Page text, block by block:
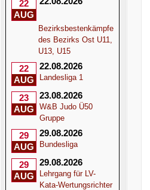
22
AUG
Bezirksbestenkämpfe
des Bezirks Ost U11,
U13, U15
22
AUG
22.08.2026
Landesliga 1
23
AUG
23.08.2026
W&B Judo Ü50
Gruppe
29
AUG
29.08.2026
Bundesliga
29
AUG
29.08.2026
Lehrgang für LV-
Kata-Wertungsrichter